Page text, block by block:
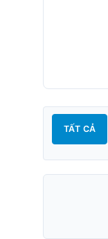
TẤT CẢ